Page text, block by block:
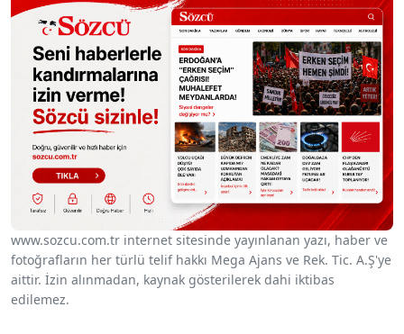
www.sozcu.com.tr internet sitesinde yayınlanan yazı, haber ve
fotoğrafların her türlü telif hakkı Mega Ajans ve Rek. Tic. A.Ş'ye
aittir. İzin alınmadan, kaynak gösterilerek dahi iktibas
edilemez.